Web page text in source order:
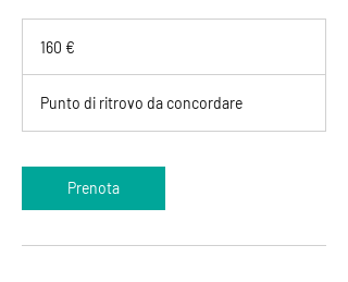
160 €
Punto di ritrovo da concordare
Prenota